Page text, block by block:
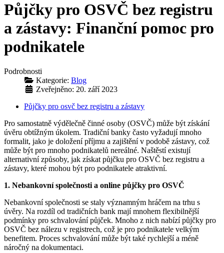
Půjčky pro OSVČ bez registru
a zástavy: Finanční pomoc pro
podnikatele
Podrobnosti
Kategorie: Blog
Zveřejněno: 20. září 2023
Půjčky pro osvč bez registru a zástavy
Pro samostatně výdělečně činné osoby (OSVČ) může být získání
úvěru obtížným úkolem. Tradiční banky často vyžadují mnoho
formalit, jako je doložení příjmu a zajištění v podobě zástavy, což
může být pro mnoho podnikatelů nereálné. Naštěstí existují
alternativní způsoby, jak získat půjčku pro OSVČ bez registru a
zástavy, které mohou být pro podnikatele atraktivní.
1. Nebankovní společnosti a online půjčky pro OSVČ
Nebankovní společnosti se staly významným hráčem na trhu s
úvěry. Na rozdíl od tradičních bank mají mnohem flexibilnější
podmínky pro schvalování půjček. Mnoho z nich nabízí půjčky pro
OSVČ bez nálezu v registrech, což je pro podnikatele velkým
benefitem. Proces schvalování může být také rychlejší a méně
náročný na dokumentaci.